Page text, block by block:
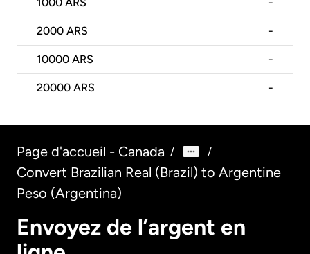
1000 ARS -
2000 ARS -
10000 ARS -
20000 ARS -
Page d'accueil - Canada / /
Convert Brazilian Real (Brazil) to Argentine
Peso (Argentina)
Envoyez de l’argent en